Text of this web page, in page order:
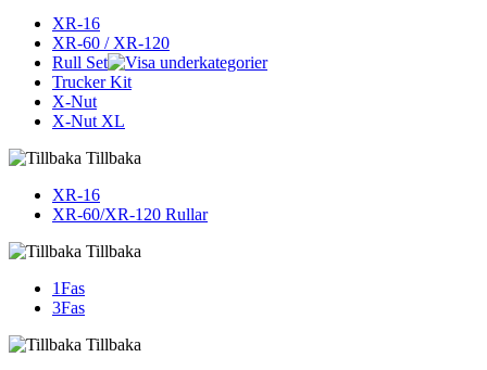
XR-16
XR-60 / XR-120
Rull Set
Trucker Kit
X-Nut
X-Nut XL
Tillbaka
XR-16
XR-60/XR-120 Rullar
Tillbaka
1Fas
3Fas
Tillbaka